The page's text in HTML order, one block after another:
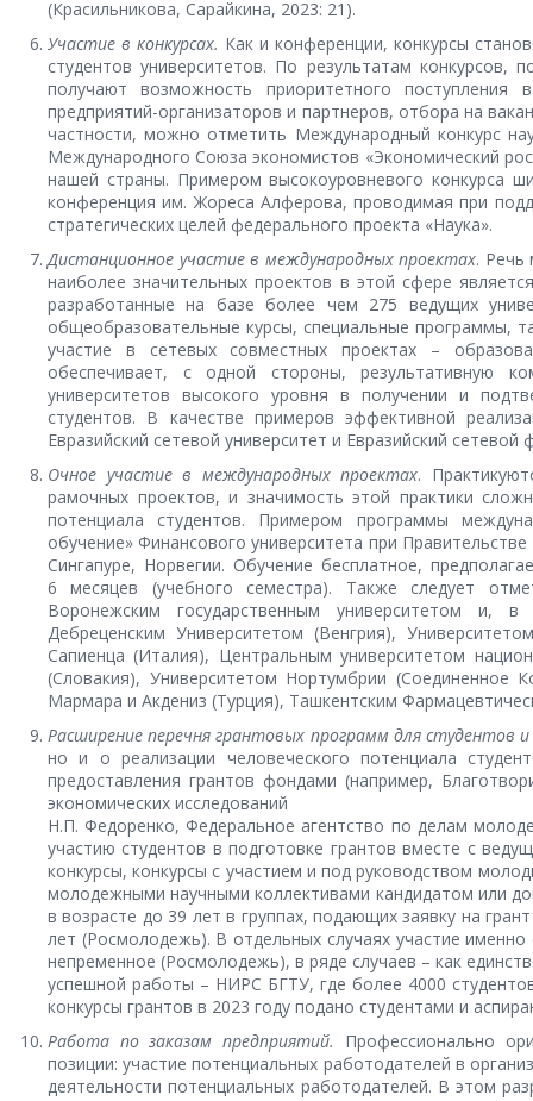
(Красильникова, Сарайкина, 2023: 21).
Участие в конкурсах. Как и конференции, конкурсы
студентов университетов. По результатам
получают возможность приоритетного
предприятий-организаторов и партнеров, отбора на
частности, можно отметить Международный конкурс
Международного Союза экономистов «Экономический
нашей страны. Примером высокоуровневого конкурса
конференция им. Жореса Алферова, проводимая при
стратегических целей федерального проекта «Наука».
Дистанционное участие в международных проектах. Речь
наиболее значительных проектов в этой сфере
разработанные на базе более чем 275 ведущих
общеобразовательные курсы, специальные программы,
участие в сетевых совместных проектах –
обеспечивает, с одной стороны, результативную
университетов высокого уровня в получении и
студентов. В качестве примеров эффективной
Евразийский сетевой университет и Евразийский сетевой
Очное участие в международных проектах.
рамочных проектов, и значимость этой практики
потенциала студентов. Примером программы
обучение» Финансового университета при
Сингапуре, Норвегии. Обучение бесплатное,
6 месяцев (учебного семестра). Также следует
Воронежским государственным университетом и, в
Дебреценским Университетом (Венгрия),
Сапиенца (Италия), Центральным университетом
(Словакия), Университетом Нортумбрии (Соединенное
Мармара и Акдениз (Турция), Ташкентским
Расширение перечня грантовых программ для студентов
но и о реализации человеческого потенциала
предоставления грантов фондами (например,
экономических исследований
Н.П. Федоренко, Федеральное агентство по делам
участию студентов в подготовке грантов вместе с
конкурсы, конкурсы с участием и под руководством
молодежными научными коллективами кандидатом или
в возрасте до 39 лет в группах, подающих заявку на
лет (Росмолодежь). В отдельных случаях участие именно
непременное (Росмолодежь), в ряде случаев – как
успешной работы – НИРС БГТУ, где более 4000
конкурсы грантов в 2023 году подано студентами и
Работа по заказам предприятий. Профессионально
позиции: участие потенциальных работодателей в
деятельности потенциальных работодателей. В этом